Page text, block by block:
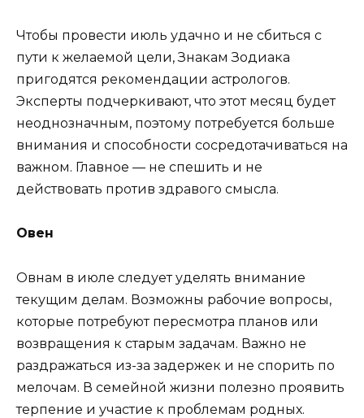
Чтобы провести июль удачно и не сбиться с
пути к желаемой цели, Знакам Зодиака
пригодятся рекомендации астрологов.
Эксперты подчеркивают, что этот месяц будет
неоднозначным, поэтому потребуется больше
внимания и способности сосредотачиваться на
важном. Главное — не спешить и не
действовать против здравого смысла.
Овен
Овнам в июле следует уделять внимание
текущим делам. Возможны рабочие вопросы,
которые потребуют пересмотра планов или
возвращения к старым задачам. Важно не
раздражаться из-за задержек и не спорить по
мелочам. В семейной жизни полезно проявить
терпение и участие к проблемам родных.